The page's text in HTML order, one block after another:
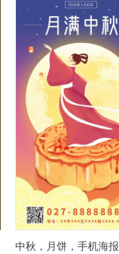
中秋，月饼，手机海报